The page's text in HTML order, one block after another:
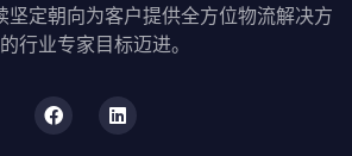
坚定朝向为客户提供全方位物流解决方
行业专家目标迈进。